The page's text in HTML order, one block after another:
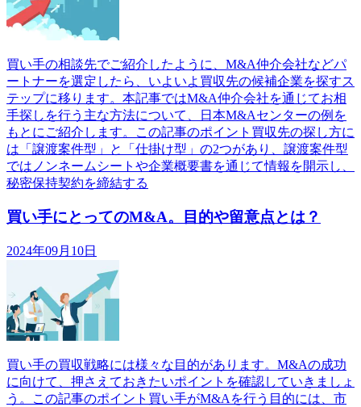
買い手の相談先でご紹介したように、M&A仲介会社などパ
ートナーを選定したら、いよいよ買収先の候補企業を探すス
テップに移ります。本記事ではM&A仲介会社を通じてお相
手探しを行う主な方法について、日本M&Aセンターの例を
もとにご紹介します。この記事のポイント買収先の探し方に
は「譲渡案件型」と「仕掛け型」の2つがあり、譲渡案件型
ではノンネームシートや企業概要書を通じて情報を開示し、
秘密保持契約を締結する
買い手にとってのM&A。目的や留意点とは？
2024年09月10日
買い手の買収戦略には様々な目的があります。M&Aの成功
に向けて、押さえておきたいポイントを確認していきましょ
う。この記事のポイント買い手がM&Aを行う目的には、市